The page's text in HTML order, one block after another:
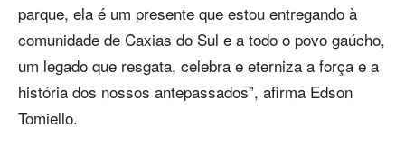
parque, ela é um presente que estou entregando à
comunidade de Caxias do Sul e a todo o povo gaúcho,
um legado que resgata, celebra e eterniza a força e a
história dos nossos antepassados”, afirma Edson
Tomiello.